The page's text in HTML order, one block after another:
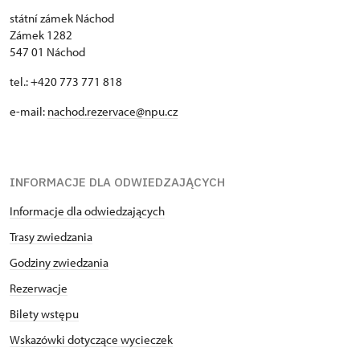
używana również przez późniejszych właścicieli. Na
przykład w zakrystii przechowywano szczątki
tekstylny z herbem rodziny Schaumburg-Lippe
zamku. Na koniec warto wspomnieć o drzwiach
státní zámek Náchod
Zámek 1282
547 01 Náchod
tel.: +420 773 771 818
e-mail: nachod.rezervace@npu.cz
INFORMACJE DLA ODWIEDZAJĄCYCH
Informacje dla odwiedzających
Trasy zwiedzania
Godziny zwiedzania
Rezerwacje
Bilety wstępu
Wskazówki dotyczące wycieczek